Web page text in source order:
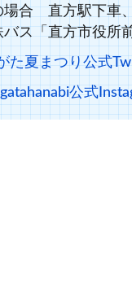
場合 直方駅下車
ス「直方市役所
た夏まつり公式
公式